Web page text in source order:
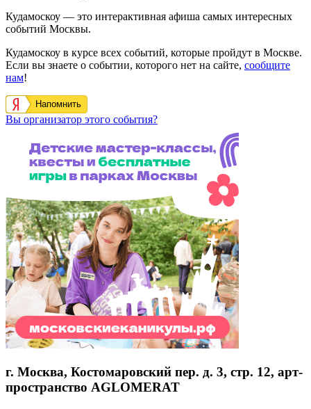
Кудамоскоу — это интерактивная афиша самых интересных
событий Москвы.
Кудамоскоу в курсе всех событий, которые пройдут в Москве.
Если вы знаете о событии, которого нет на сайте, сообщите
нам!
Напомнить
Вы организатор этого события?
г. Москва, Костомаровский пер. д. 3, стр. 12, арт-
пространство AGLOMERAT